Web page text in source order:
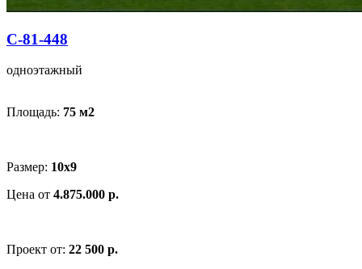
С-81-448
одноэтажный
Площадь: 75 м2
Размер: 10х9
Цена от 4.875.000 р.
Проект от: 22 500 р.